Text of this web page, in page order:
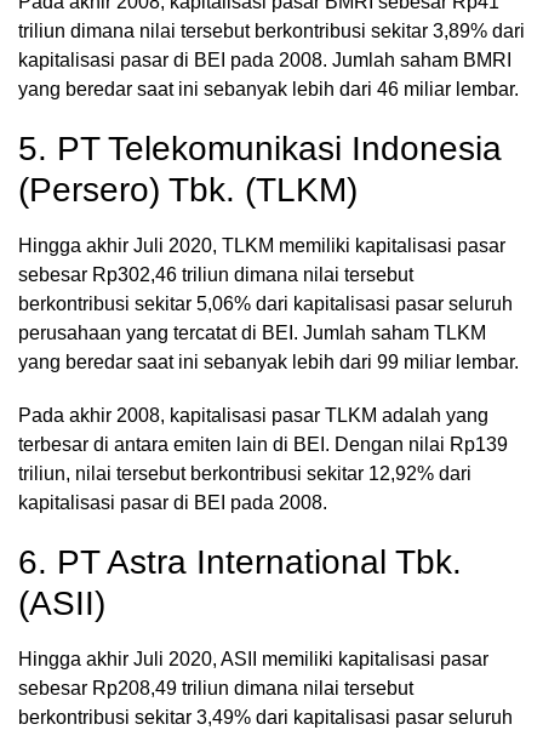
triliun dimana nilai tersebut berkontribusi sekitar 3,89% dari
kapitalisasi pasar di BEI pada 2008. Jumlah saham BMRI
yang beredar saat ini sebanyak lebih dari 46 miliar lembar.
5. PT Telekomunikasi Indonesia
(Persero) Tbk. (TLKM)
Hingga akhir Juli 2020, TLKM memiliki kapitalisasi pasar
sebesar Rp302,46 triliun dimana nilai tersebut
berkontribusi sekitar 5,06% dari kapitalisasi pasar seluruh
perusahaan yang tercatat di BEI. Jumlah saham TLKM
yang beredar saat ini sebanyak lebih dari 99 miliar lembar.
Pada akhir 2008, kapitalisasi pasar TLKM adalah yang
terbesar di antara emiten lain di BEI. Dengan nilai Rp139
triliun, nilai tersebut berkontribusi sekitar 12,92% dari
kapitalisasi pasar di BEI pada 2008.
6. PT Astra International Tbk.
(ASII)
Hingga akhir Juli 2020, ASII memiliki kapitalisasi pasar
sebesar Rp208,49 triliun dimana nilai tersebut
berkontribusi sekitar 3,49% dari kapitalisasi pasar seluruh